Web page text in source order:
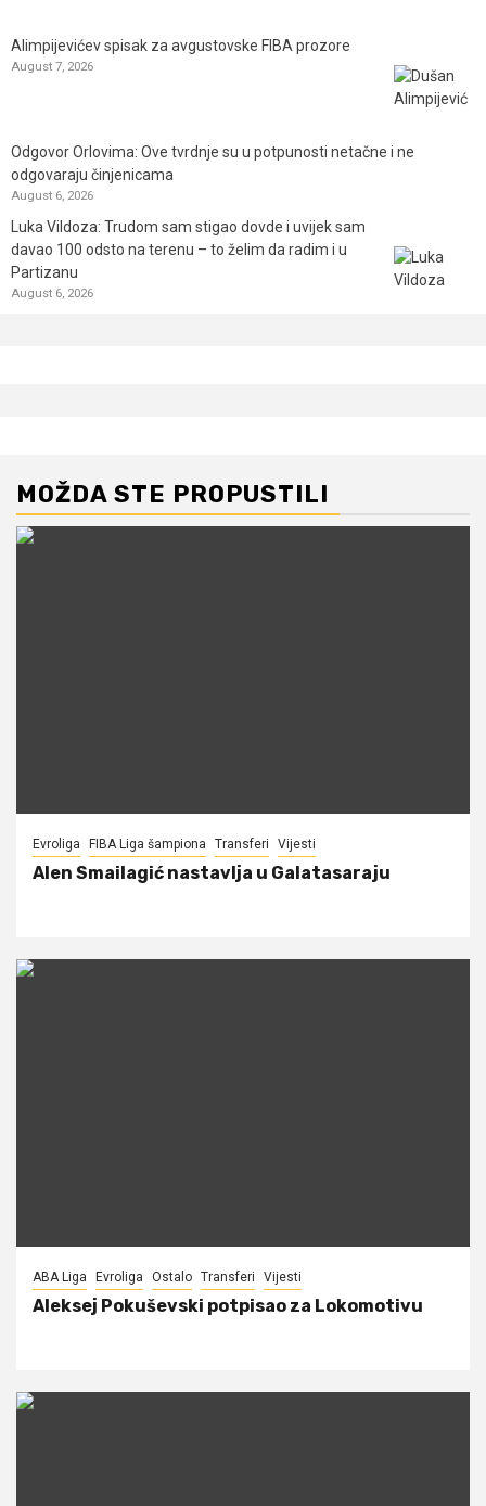
Alimpijevićev spisak za avgustovske FIBA prozore
August 7, 2026
Odgovor Orlovima: ​Ove tvrdnje su u potpunosti netačne i ne
odgovaraju činjenicama
August 6, 2026
Luka Vildoza: Trudom sam stigao dovde i uvijek sam
davao 100 odsto na terenu – to želim da radim i u
Partizanu
August 6, 2026
MOŽDA STE PROPUSTILI
Evroliga FIBA Liga šampiona Transferi Vijesti
Alen Smailagić nastavlja u Galatasaraju
ABA Liga Evroliga Ostalo Transferi Vijesti
Aleksej Pokuševski potpisao za Lokomotivu